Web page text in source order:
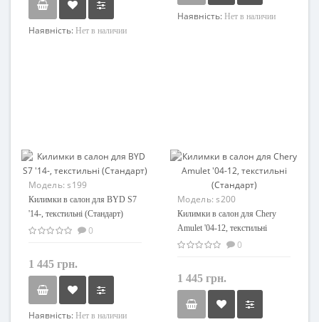
Наявність: Нет в наличии
Наявність: Нет в наличии
Модель:s199
Килимки в салон для BYD S7
'14-, текстильні (Стандарт)
0
1 445 грн.
Наявність: Нет в наличии
Модель:s200
Килимки в салон для Chery
Amulet '04-12, текстильні
(Стандарт)
0
1 445 грн.